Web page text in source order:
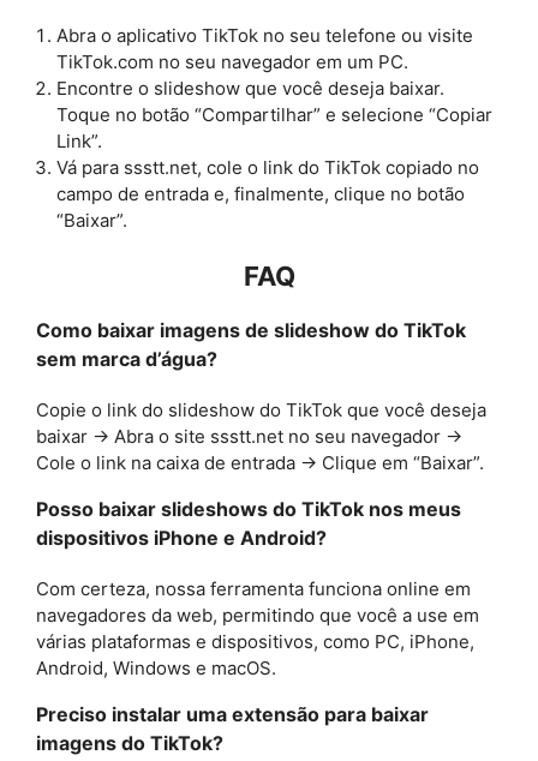
Abra o aplicativo TikTok no seu telefone ou visite
TikTok.com no seu navegador em um PC.
Encontre o slideshow que você deseja baixar.
Toque no botão “Compartilhar” e selecione “Copiar
Link”.
Vá para ssstt.net, cole o link do TikTok copiado no
campo de entrada e, finalmente, clique no botão
“Baixar”.
FAQ
Como baixar imagens de slideshow do TikTok
sem marca d’água?
Copie o link do slideshow do TikTok que você deseja
baixar → Abra o site ssstt.net no seu navegador →
Cole o link na caixa de entrada → Clique em “Baixar”.
Posso baixar slideshows do TikTok nos meus
dispositivos iPhone e Android?
Com certeza, nossa ferramenta funciona online em
navegadores da web, permitindo que você a use em
várias plataformas e dispositivos, como PC, iPhone,
Android, Windows e macOS.
Preciso instalar uma extensão para baixar
imagens do TikTok?